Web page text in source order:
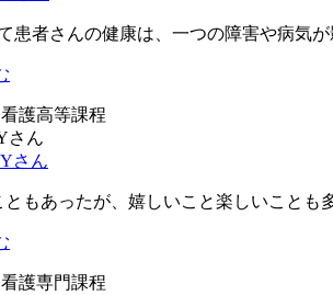
患者さんの健康は、一つの障害や病気
看護高等課程
さん
ともあったが、嬉しいこと楽しいこと
看護専門課程